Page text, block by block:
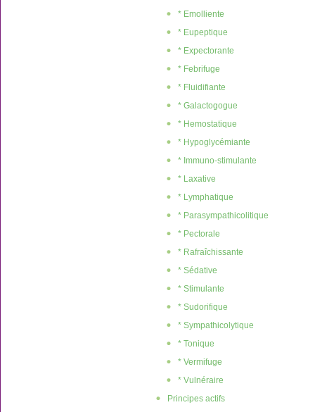
* Emolliente
* Eupeptique
* Expectorante
* Febrifuge
* Fluidifiante
* Galactogogue
* Hemostatique
* Hypoglycémiante
* Immuno-stimulante
* Laxative
* Lymphatique
* Parasympathicolitique
* Pectorale
* Rafraîchissante
* Sédative
* Stimulante
* Sudorifique
* Sympathicolytique
* Tonique
* Vermifuge
* Vulnéraire
Principes actifs